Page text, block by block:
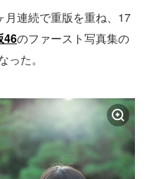
月連続で重版を重ね、17
46のファースト写真集の
た。